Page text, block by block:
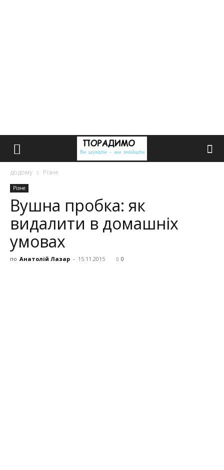
додому Різне
Різне
Вушна пробка: як
видалити в домашніх
умовах
по Анатолій Лазар - 15.11.2015 0